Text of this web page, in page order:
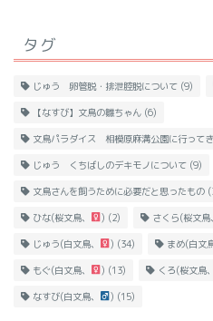
タグ
じゅう 卵管脱・排泄腔脱について (9)
【なすび】文鳥の雛ちゃん (6)
文鳥パラダイス 相模原麻溝公園に行って
じゅう くちばしのデキモノについて (9)
文鳥さんを飼うために必要だと思ったもの
ひな(桜文鳥、 ) (2) さくら(桜文鳥、
じゅう(白文鳥、 ) (34) まめ(白文鳥
もぐ(白文鳥、 ) (13) くろ(桜文鳥、
なすび(白文鳥、 ) (15)